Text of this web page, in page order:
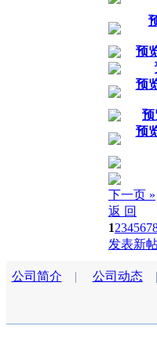
预
预
预
预
下一页 »
返 回
1234567
发表新
公司简介 | 公司动态